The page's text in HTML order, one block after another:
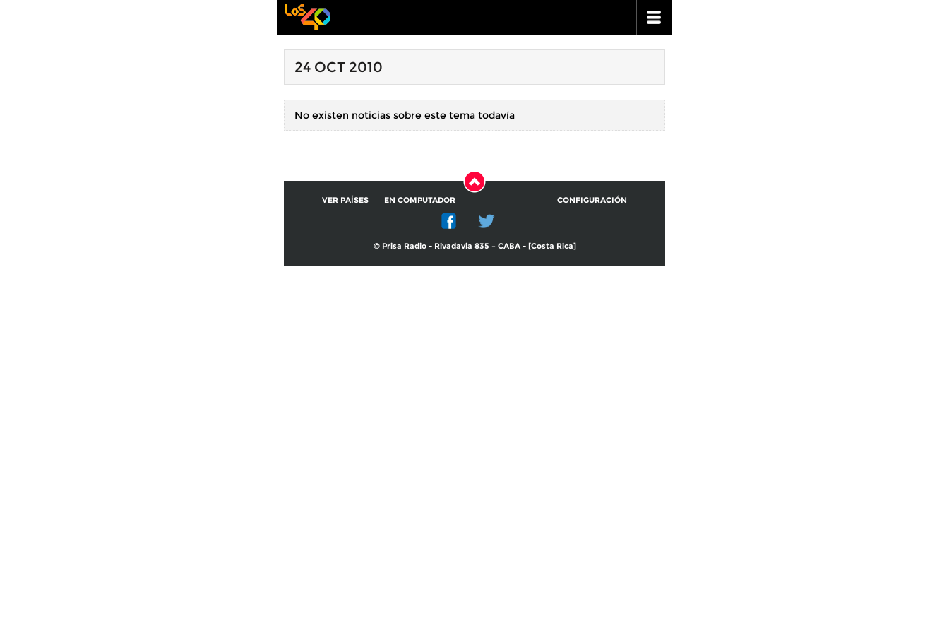
24 OCT 2010
No existen noticias sobre este tema todavía
VER PAÍSES EN COMPUTADOR CONFIGURACIÓN
© Prisa Radio - Rivadavia 835 – CABA - [Costa Rica]